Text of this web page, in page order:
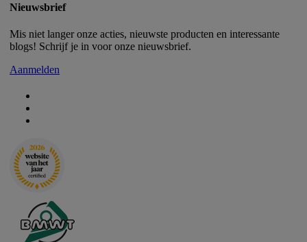
Nieuwsbrief
Mis niet langer onze acties, nieuwste producten en interessante
blogs! Schrijf je in voor onze nieuwsbrief.
Aanmelden